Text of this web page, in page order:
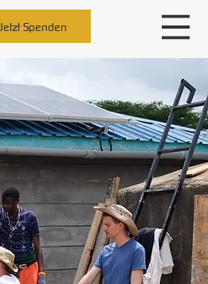
Jetzt Spenden